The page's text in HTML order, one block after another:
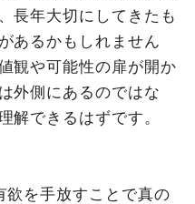
長年大切にしてきたも
あるかもしれません
観や可能性の扉が開か
外側にあるのではな
解できるはずです。
手放すことで真の